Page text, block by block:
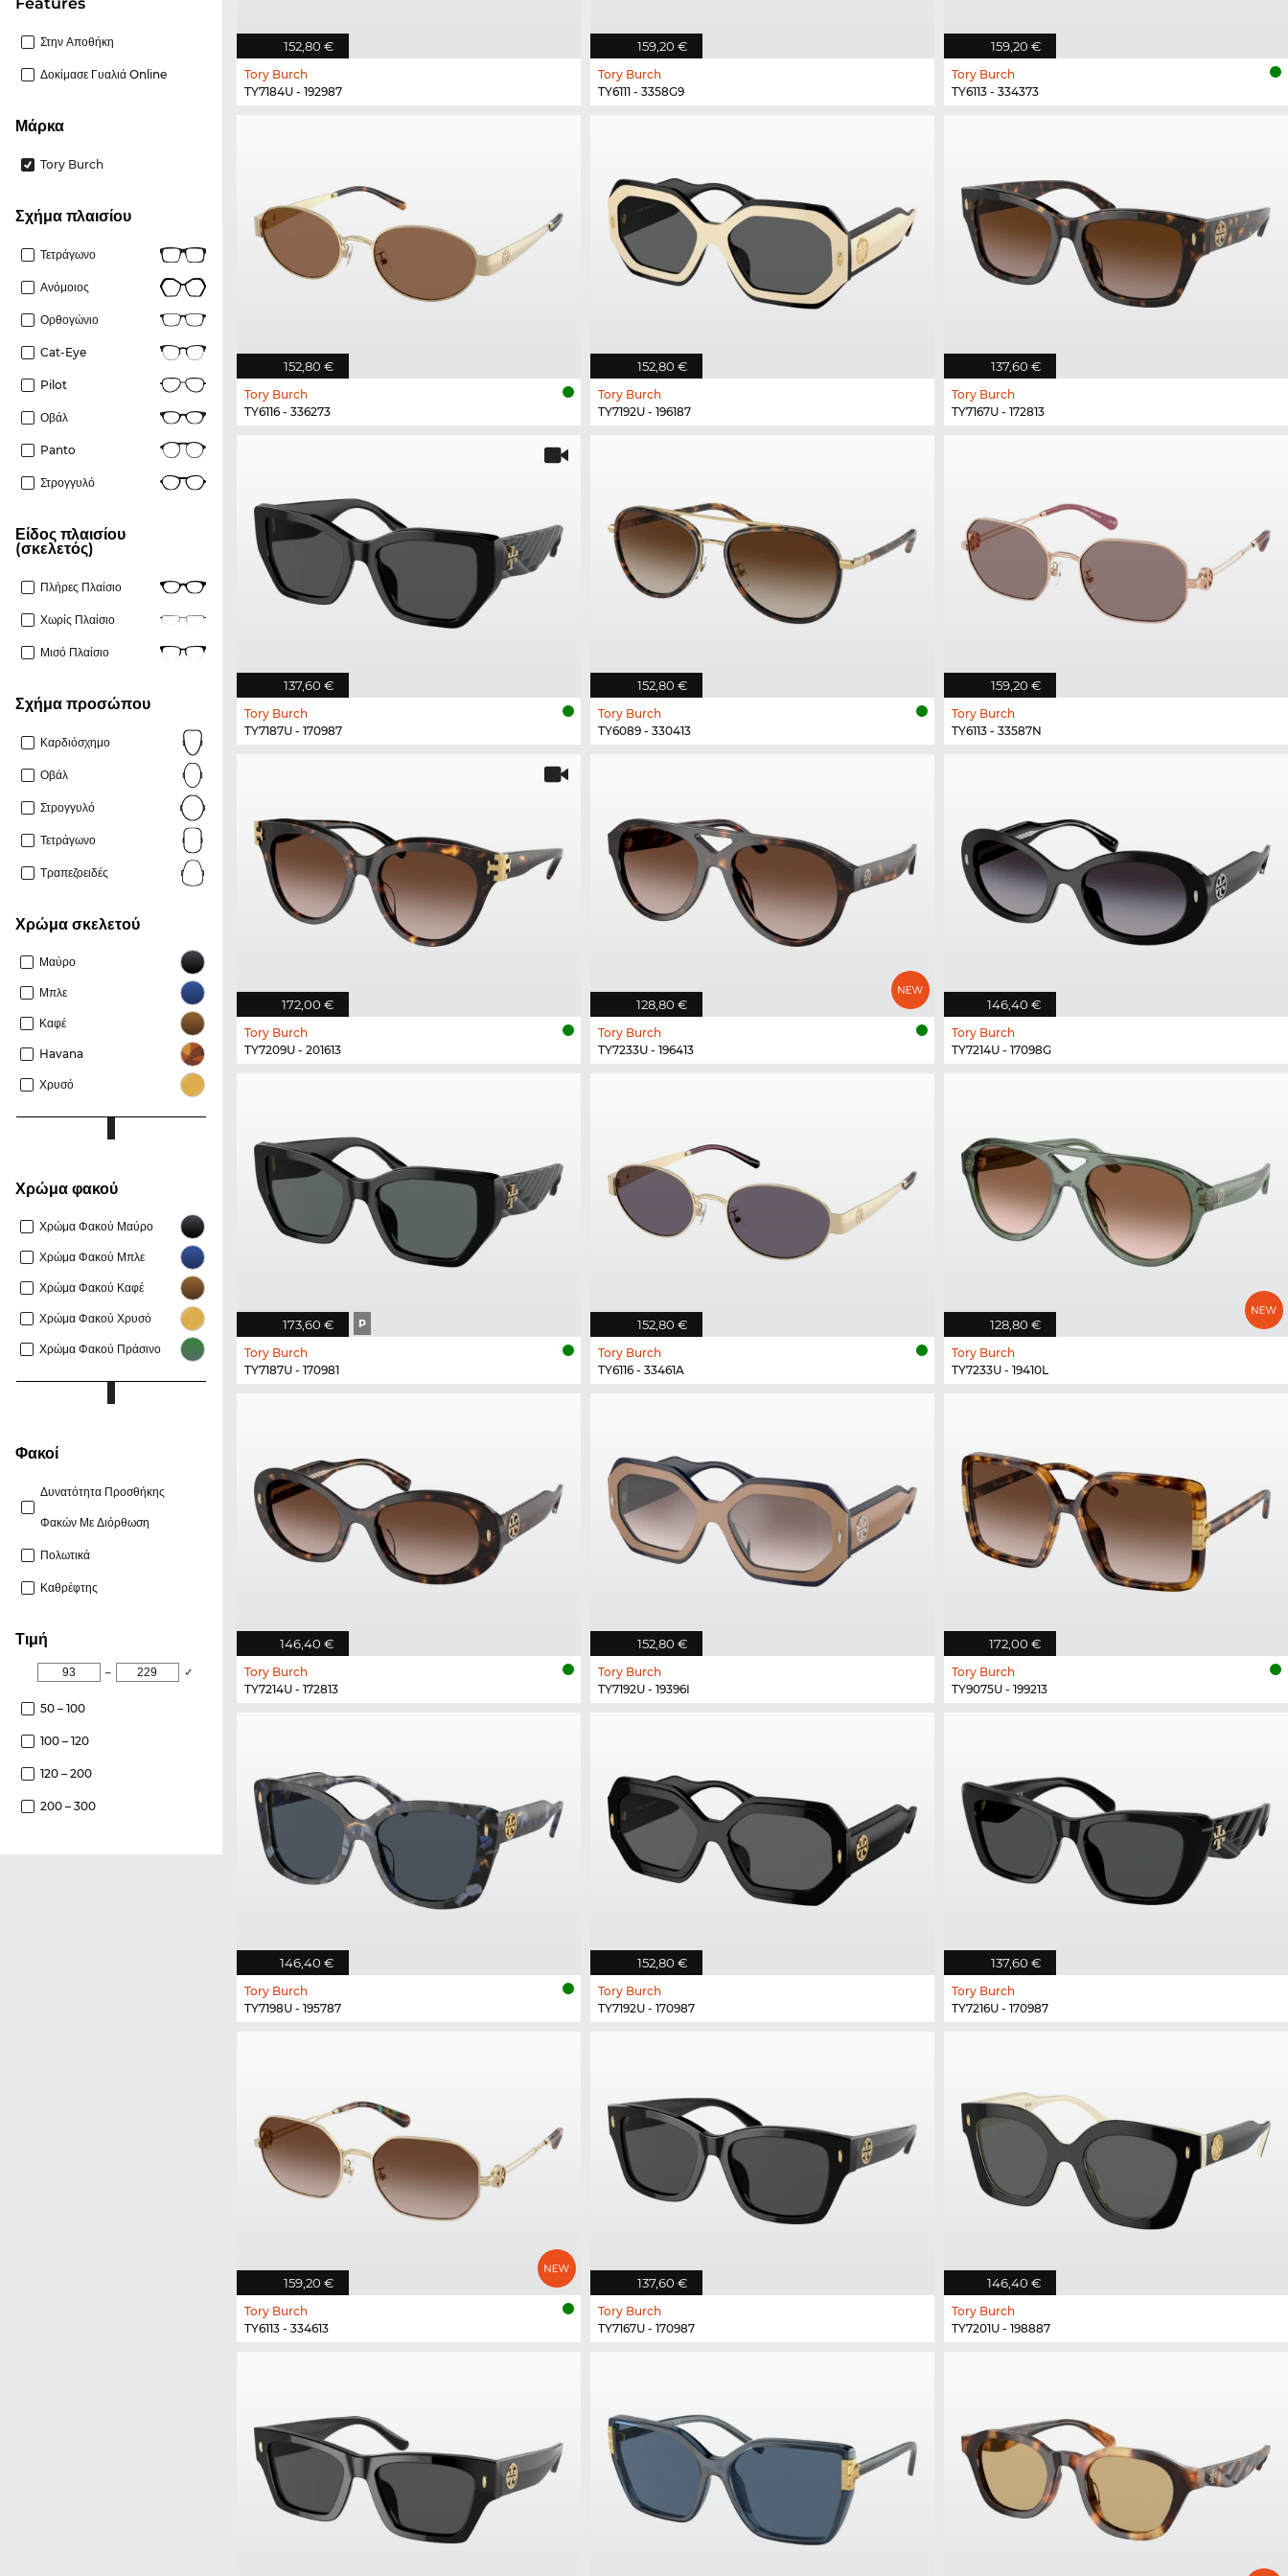
Στην Αποθήκη
Δοκίμασε Γυαλιά Online
Μάρκα
Tory Burch
Σχήμα πλαισίου
Τετράγωνο
Ανόμοιος
Ορθογώνιο
Cat-Eye
Pilot
Οβάλ
Panto
Στρογγυλό
Είδος πλαισίου
(σκελετός)
Πλήρες Πλαίσιο
Χωρίς Πλαίσιο
Μισό Πλαίσιο
Σχήμα προσώπου
Καρδιόσχημο
Οβάλ
Στρογγυλό
Τετράγωνο
Τραπεζοειδές
Χρώμα σκελετού
Μαύρο
Μπλε
Καφέ
Havana
Χρυσό
Χρώμα φακού
Χρώμα Φακού Μαύρο
Χρώμα Φακού Μπλε
Χρώμα Φακού Καφέ
Χρώμα Φακού Χρυσό
Χρώμα Φακού Πράσινο
φακοί
Δυνατότητα Προσθήκης
Φακών Με Διόρθωση
Πολωτικά
Καθρέφτης
Τιμή
– ✓
50 – 100
100 – 120
120 – 200
200 – 300
152,80 €
Tory Burch
TY7184U - 192987
159,20 €
Tory Burch
TY6111 - 3358G9
159,20 €
Tory Burch
TY6113 - 334373
152,80 €
Tory Burch
TY6116 - 336273
152,80 €
Tory Burch
TY7192U - 196187
137,60 €
Tory Burch
TY7167U - 172813
137,60 €
Tory Burch
TY7187U - 170987
152,80 €
Tory Burch
TY6089 - 330413
159,20 €
Tory Burch
TY6113 - 33587N
172,00 €
Tory Burch
TY7209U - 201613
128,80 €
Tory Burch
TY7233U - 196413
146,40 €
Tory Burch
TY7214U - 17098G
173,60 € P
Tory Burch
TY7187U - 170981
152,80 €
Tory Burch
TY6116 - 33461A
128,80 €
Tory Burch
TY7233U - 19410L
146,40 €
Tory Burch
TY7214U - 172813
152,80 €
Tory Burch
TY7192U - 19396I
172,00 €
Tory Burch
TY9075U - 199213
146,40 €
Tory Burch
TY7198U - 195787
152,80 €
Tory Burch
TY7192U - 170987
137,60 €
Tory Burch
TY7216U - 170987
159,20 €
Tory Burch
TY6113 - 334613
137,60 €
Tory Burch
TY7167U - 170987
146,40 €
Tory Burch
TY7201U - 198887